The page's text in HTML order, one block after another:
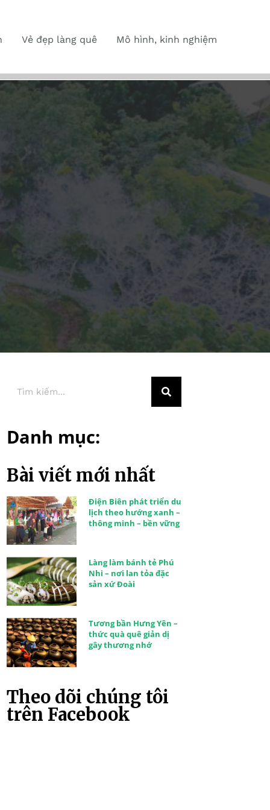
Vẻ đẹp làng quê Mô hình, kinh nghiệm
Danh mục:
Bài viết mới nhất
Điện Biên phát triển du
lịch theo hướng xanh –
thông minh – bền vững
Làng làm bánh tẻ Phú
Nhi – nơi lan tỏa đặc
sản xứ Đoài
Tương bần Hưng Yên –
thức quà quê giản dị
gây thương nhớ
Theo dõi chúng tôi
trên Facebook